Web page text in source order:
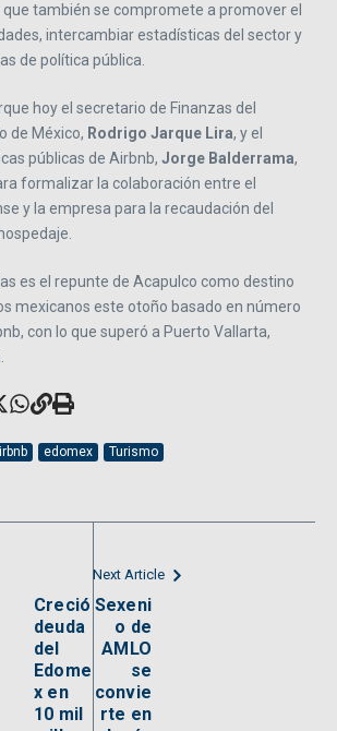
también se compromete a promover el
intercambiar estadísticas del sector y
de política pública.
hoy el secretario de Finanzas del
de México, Rodrigo Jarque Lira, y el
públicas de Airbnb, Jorge Balderrama,
formalizar la colaboración entre el
y la empresa para la recaudación del
es el repunte de Acapulco como destino
mexicanos este otoño basado en número
con lo que superó a Puerto Vallarta,
edomex Turismo
Creció
deuda
del
Edome
x en
10 mil
Next Article
Sexeni
o de
AMLO
se
convie
rte en